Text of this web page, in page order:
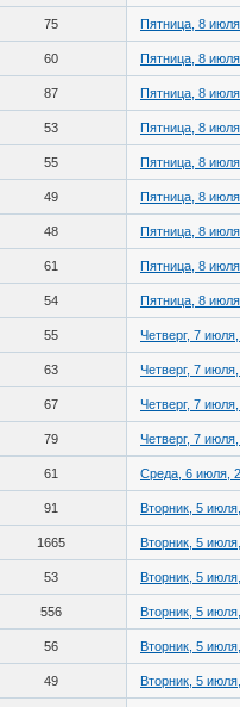
75 Пятница, 8
60 Пятница, 8
87 Пятница, 8
53 Пятница, 8
55 Пятница, 8
49 Пятница, 8
48 Пятница, 8
61 Пятница, 8
54 Пятница, 8
55 Четверг, 7
63 Четверг, 7
67 Четверг, 7
79 Четверг, 7
61 Среда, 6 июля,
91 Вторник, 5
1665 Вторник, 5
53 Вторник, 5
556 Вторник, 5
56 Вторник, 5
49 Вторник, 5